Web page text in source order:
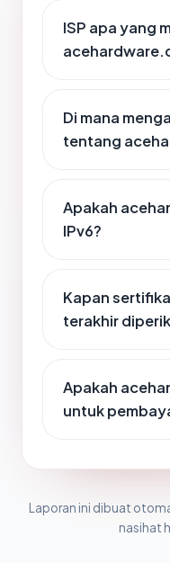
ISP apa yang
Di mana
tentang
Apakah
IPv6?
Kapan
terakhir
Apakah
untuk
Laporan ini dibuat
nasihat